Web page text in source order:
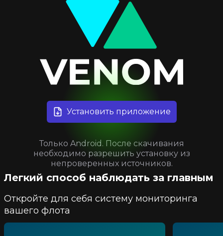
Установить приложение
Только Android. После скачивания
необходимо разрешить установку из
непроверенных источников.
Легкий способ наблюдать за главным
Откройте для себя систему мониторинга
вашего флота